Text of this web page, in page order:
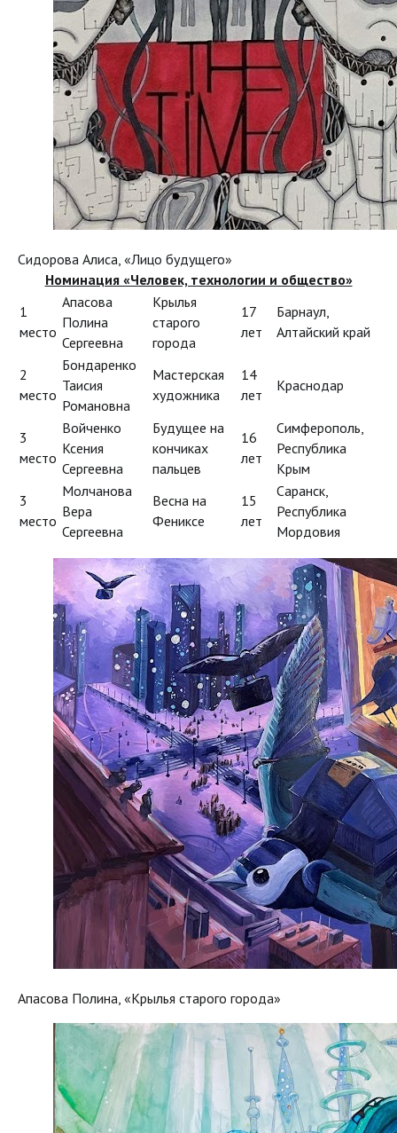
Сидорова Алиса, «Лицо будущего»
Номинация «Человек, технологии и общество»
1
место
Апасова
Полина
Сергеевна
Крылья
старого
города
17
лет
Барнаул,
Алтайский край
2
место
Бондаренко
Таисия
Романовна
Мастерская
художника
14
лет
Краснодар
3
место
Войченко
Ксения
Сергеевна
Будущее на
кончиках
пальцев
16
лет
Симферополь,
Республика
Крым
3
место
Молчанова
Вера
Сергеевна
Весна на
Фениксе
15
лет
Саранск,
Республика
Мордовия
Апасова Полина, «Крылья старого города»